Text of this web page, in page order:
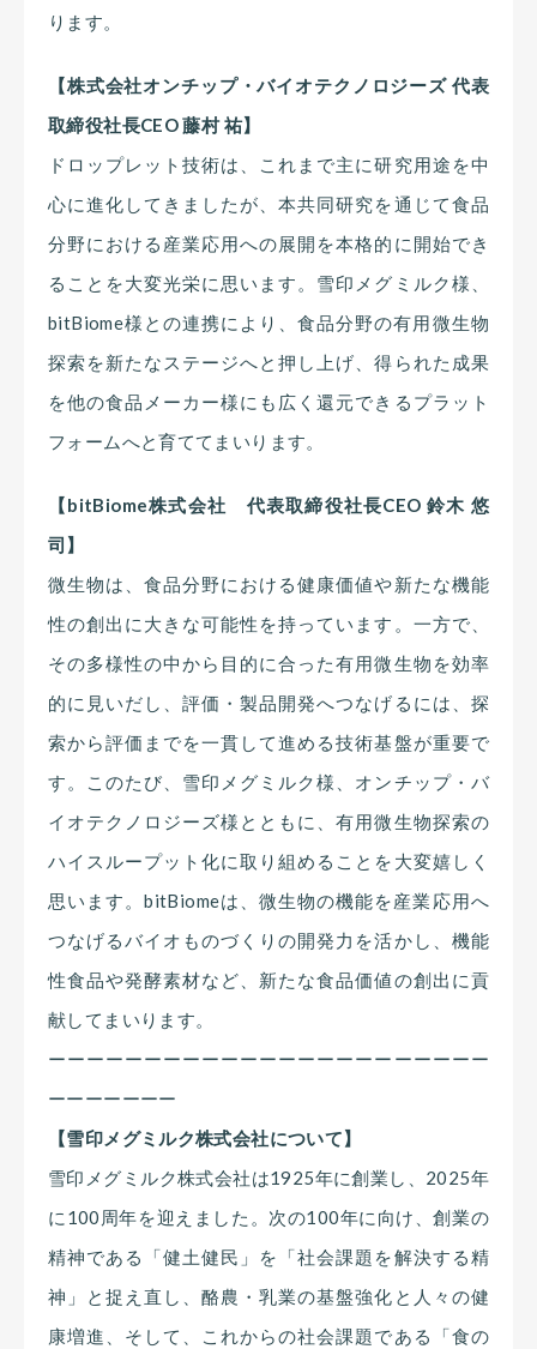
ります。
【株式会社オンチップ・バイオテクノロジーズ 代表
取締役社長CEO 藤村 祐】
ドロップレット技術は、これまで主に研究用途を中
心に進化してきましたが、本共同研究を通じて食品
分野における産業応用への展開を本格的に開始でき
ることを大変光栄に思います。雪印メグミルク様、
bitBiome様との連携により、食品分野の有用微生物
探索を新たなステージへと押し上げ、得られた成果
を他の食品メーカー様にも広く還元できるプラット
フォームへと育ててまいります。
【bitBiome株式会社 代表取締役社長CEO 鈴木 悠
司】
微生物は、食品分野における健康価値や新たな機能
性の創出に大きな可能性を持っています。一方で、
その多様性の中から目的に合った有用微生物を効率
的に見いだし、評価・製品開発へつなげるには、探
索から評価までを一貫して進める技術基盤が重要で
す。このたび、雪印メグミルク様、オンチップ・バ
イオテクノロジーズ様とともに、有用微生物探索の
ハイスループット化に取り組めることを大変嬉しく
思います。bitBiomeは、微生物の機能を産業応用へ
つなげるバイオものづくりの開発力を活かし、機能
性食品や発酵素材など、新たな食品価値の創出に貢
献してまいります。
ーーーーーーーーーーーーーーーーーーーーーーー
ーーーーーーー
【雪印メグミルク株式会社について】
雪印メグミルク株式会社は1925年に創業し、2025年
に100周年を迎えました。次の100年に向け、創業の
精神である「健土健民」を「社会課題を解決する精
神」と捉え直し、酪農・乳業の基盤強化と人々の健
康増進、そして、これからの社会課題である「食の